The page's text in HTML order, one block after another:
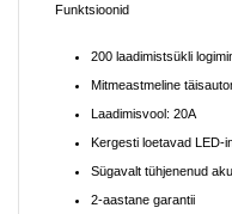
Funktsioonid
200 laadimistsükli
Mitmeastmeline
Laadimisvool: 20A
Kergesti loetavad LED-
Sügavalt tühjenenud
2-aastane garantii